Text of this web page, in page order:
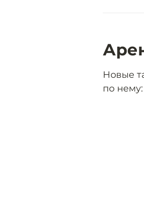
Новые
по нему: